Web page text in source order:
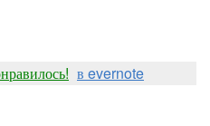
в evernote